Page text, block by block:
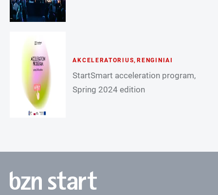
AKCELERATORIUS, RENGINIAI
StartSmart acceleration program,
Spring 2024 edition